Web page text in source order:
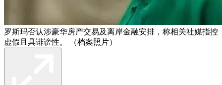
罗斯玛否认涉豪华房产交易及离岸金融安排，称相关社媒指控
虚假且具诽谤性。 （档案照片）